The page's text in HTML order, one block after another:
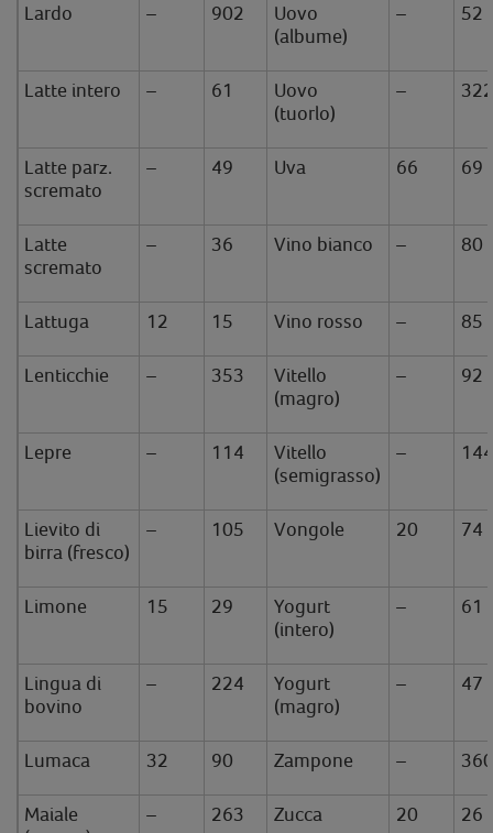
Lardo – 902
Uovo
(albume)
– 52
Latte intero – 61
Uovo
(tuorlo)
–
Latte parz.
scremato
– 49 Uva 66 69
Latte
scremato
– 36 Vino bianco – 80
Lattuga 12 15 Vino rosso – 85
Lenticchie – 353
Vitello
(magro)
– 92
Lepre – 114
Vitello
(semigrasso)
–
Lievito di
birra (fresco)
– 105 Vongole 20 74
Limone 15 29
Yogurt
(intero)
– 61
Lingua di
bovino
– 224
Yogurt
(magro)
– 47
Lumaca 32 90 Zampone –
Maiale
– 263 Zucca 20 26